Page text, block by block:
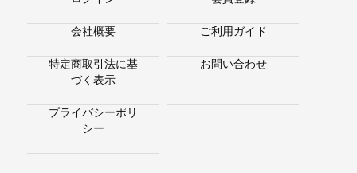
会社概要 ご利用ガイド
特定商取引法に基
づく表示
お問い合わせ
プライバシーポリ
シー